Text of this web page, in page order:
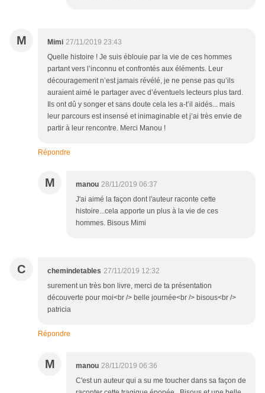
M Mimi 27/11/2019 23:43
Quelle histoire ! Je suis éblouie par la vie de ces hommes
partant vers l’inconnu et confrontés aux éléments. Leur
découragement n’est jamais révélé, je ne pense pas qu’ils
auraient aimé le partager avec d’éventuels lecteurs plus tard.
Ils ont dû y songer et sans doute cela les a-t’il aidés... mais
leur parcours est insensé et inimaginable et j’ai très envie de
partir à leur rencontre. Merci Manou !
Répondre
M manou 28/11/2019 06:37
J'ai aimé la façon dont l'auteur raconte cette
histoire...cela apporte un plus à la vie de ces
hommes. Bisous Mimi
C chemindetables 27/11/2019 12:32
surement un très bon livre, merci de ta présentation
découverte pour moi<br /> belle journée<br /> bisous<br />
patricia
Répondre
M manou 28/11/2019 06:36
C'est un auteur qui a su me toucher dans sa façon de